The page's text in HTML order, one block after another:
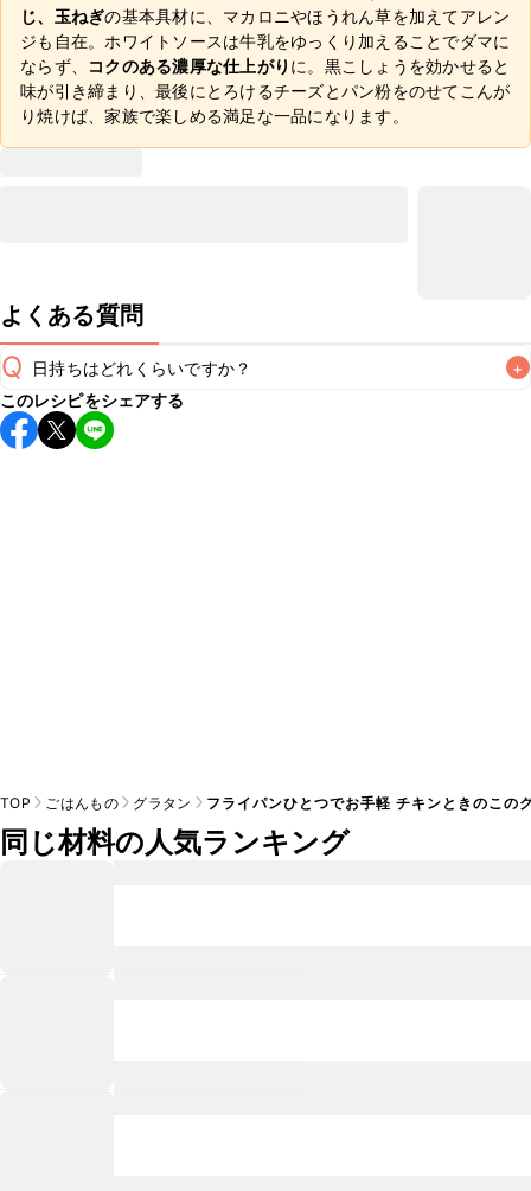
じ、玉ねぎの基本具材に、マカロニやほうれん草を加えてアレン
ジも自在。ホワイトソースは牛乳をゆっくり加えることでダマに
ならず、
コクのある濃厚な仕上がり に。黒こしょうを効かせると
味が引き締まり、最後にとろけるチーズとパン粉をのせてこんが
り焼けば、家族で楽しめる満足な一品になります。
よくある質問
Q 日持ちはどれくらいですか？ +
保存期間は冷蔵で当日中が目安です。なるべくお早めにお召
し上がりください。
このレシピをシェアする
TOP ごはんもの グラタン フライパンひとつでお手軽 チキンときのこの
同じ材料の人気ランキング